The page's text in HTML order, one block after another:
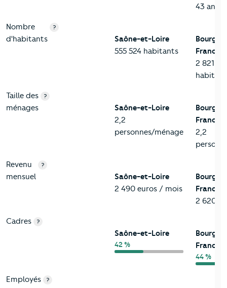
43 ans
Nombre
d'habitants
?
Saône-et-Loire
555 524 habitants
2 821
Taille des
ménages
?
Saône-et-Loire
2,2
personnes/ménage
2,2
Revenu
mensuel
?
Saône-et-Loire
2 490 euros / mois
2 620
Cadres ?
Saône-et-Loire
42 %
44 %
Employés
?